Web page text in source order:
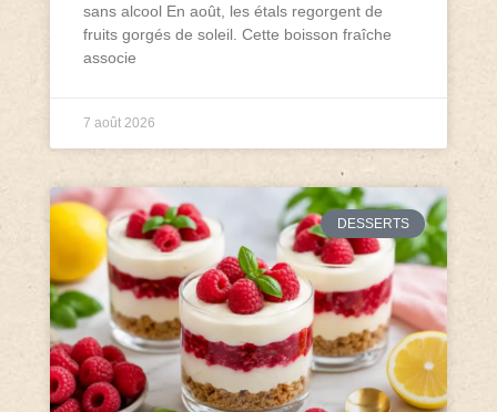
sans alcool En août, les étals regorgent de
fruits gorgés de soleil. Cette boisson fraîche
associe
7 août 2026
DESSERTS